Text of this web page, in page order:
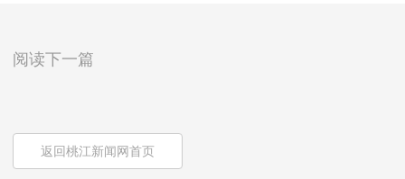
阅读下一篇
返回桃江新闻网首页